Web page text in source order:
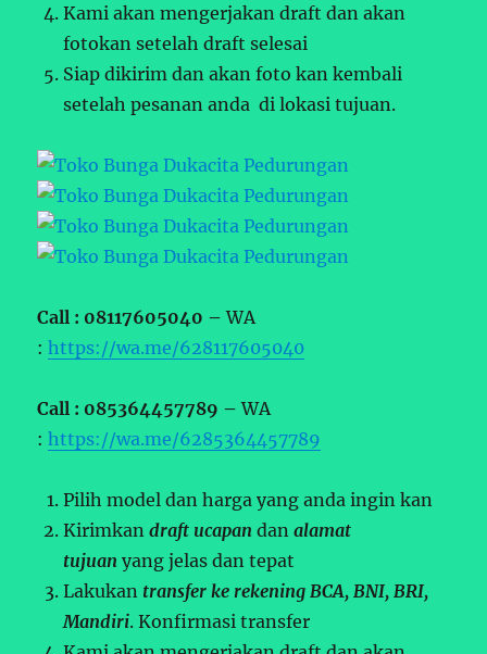
Kami akan mengerjakan draft dan akan
fotokan setelah draft selesai
Siap dikirim dan akan foto kan kembali
setelah pesanan anda di lokasi tujuan.
Call : 08117605040 –WA
:https://wa.me/628117605040
Call : 085364457789 –WA
:https://wa.me/6285364457789
Pilih model dan harga yang anda ingin kan
Kirimkandraft ucapan danalamat
tujuan yang jelas dan tepat
Lakukan transfer ke rekening BCA, BNI, BRI,
Mandiri. Konfirmasi transfer